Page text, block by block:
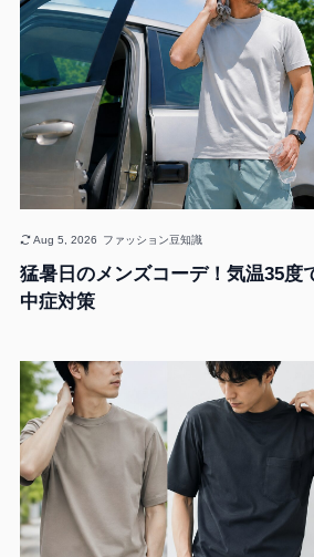
猛暑日のメンズコーデ！気温35度
中症対策
Aug 5, 2026 ファッション豆知識